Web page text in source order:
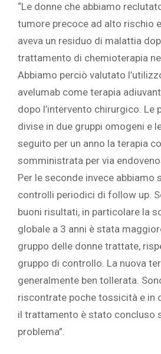
“Le donne che abbiamo
tumore precoce ad alto rischio
aveva un residuo di malattia
trattamento di chemioterapia
Abbiamo perciò valutato
avelumab come terapia
dopo l’intervento chirurgico. Le
divise in due gruppi omogeni e
seguito per un anno la terapia
somministrata per via
Per le seconde invece abbiamo
controlli periodici di follow up.
buoni risultati, in particolare la
globale a 3 anni è stata
gruppo delle donne trattate,
gruppo di controllo. La nuova
generalmente ben tollerata.
riscontrate poche tossicità e in
il trattamento è stato concluso
problema”.